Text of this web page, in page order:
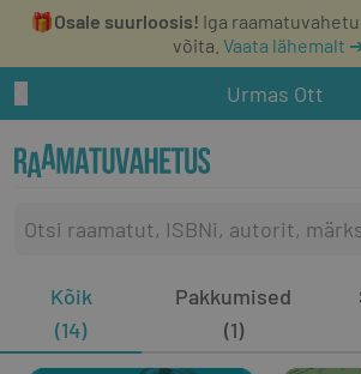
🎁Osale suurloosis! Iga
võita. Vaata lähemalt
Urmas Ott
Kõik
(14)
Pakkumised
(1)